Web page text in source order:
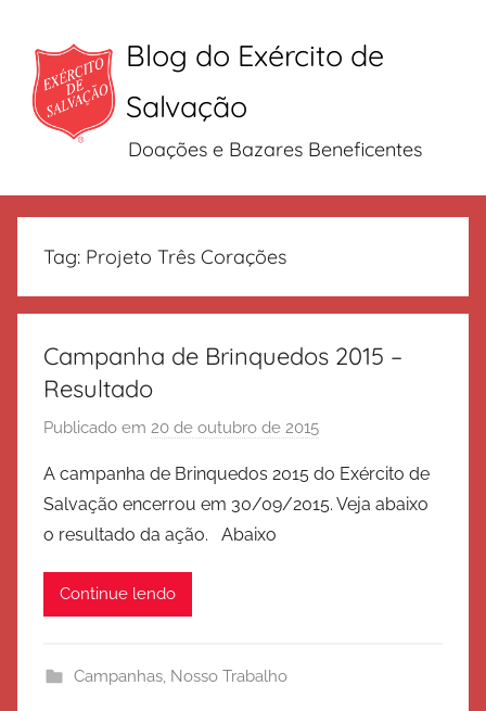
conteúdo
Blog do Exército de
Salvação
Doações e Bazares Beneficentes
Tag: Projeto Três Corações
Campanha de Brinquedos 2015 –
Resultado
Publicado em 20 de outubro de 2015
r
E
A campanha de Brinquedos 2015 do Exército de
Salvação encerrou em 30/09/2015. Veja abaixo
o resultado da ação. Abaixo
Continue lendo
Campanhas, Nosso Trabalho